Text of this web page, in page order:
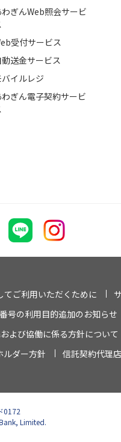
わぎんWeb照会サービ
受付サービス
動送金サービス
バイルレジ
わぎん電子契約サービ
てご利用いただくために
号の利用目的追加のお知らせ
よび協働に係る方針について
ルダー方針 信託契約代理
0172
Limited.